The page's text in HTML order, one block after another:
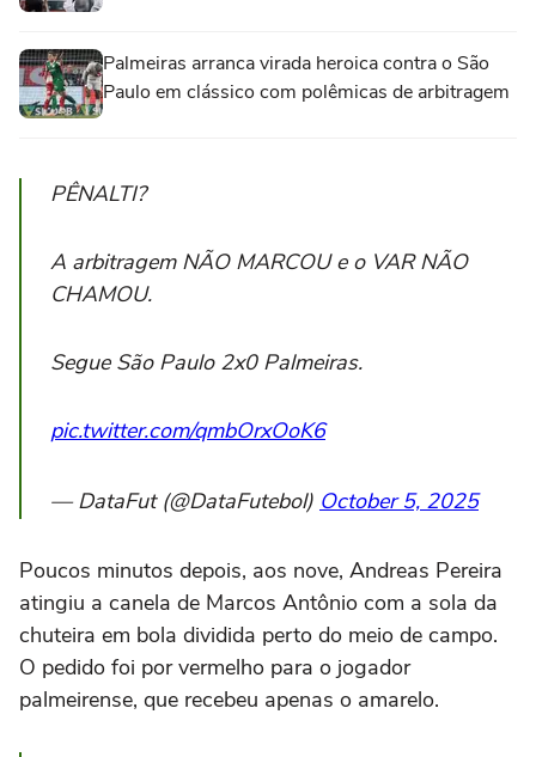
Palmeiras arranca virada heroica contra o São
Paulo em clássico com polêmicas de arbitragem
PÊNALTI?
A arbitragem NÃO MARCOU e o VAR NÃO
CHAMOU.
Segue São Paulo 2x0 Palmeiras.
pic.twitter.com/qmbOrxOoK6
— DataFut (@DataFutebol) October 5, 2025
Poucos minutos depois, aos nove, Andreas Pereira
atingiu a canela de Marcos Antônio com a sola da
chuteira em bola dividida perto do meio de campo.
O pedido foi por vermelho para o jogador
palmeirense, que recebeu apenas o amarelo.